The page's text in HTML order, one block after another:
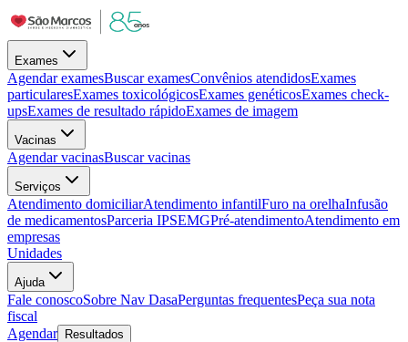
Exames
Agendar examesBuscar examesConvênios atendidosExames
particularesExames toxicológicosExames genéticosExames check-
upsExames de resultado rápidoExames de imagem
Vacinas
Agendar vacinasBuscar vacinas
Serviços
Atendimento domiciliarAtendimento infantilFuro na orelhaInfusão
de medicamentosParceria IPSEMGPré-atendimentoAtendimento em
empresas
Unidades
Ajuda
Fale conoscoSobre Nav DasaPerguntas frequentesPeça sua nota
fiscal
Agendar
Resultados